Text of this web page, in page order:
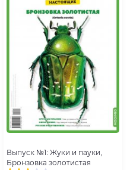
Выпуск №1: Жуки и пауки,
Бронзовка золотистая